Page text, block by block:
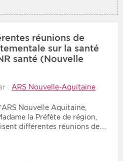
réunions de
sur la santé
santé (Nouvelle
: ARS Nouvelle-Aquitaine
Nouvelle Aquitaine,
la Préfète de région,
différentes réunions de…